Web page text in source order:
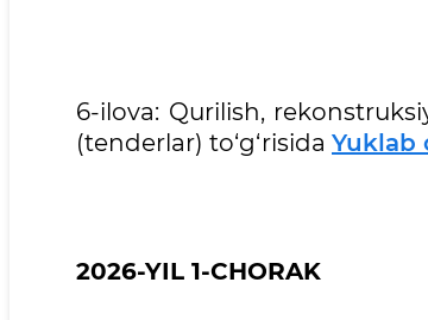
6-ilova: Qurilish,
(tenderlar) to‘g‘risida Yuklab
2026-YIL 1-CHORAK